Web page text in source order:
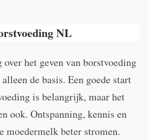
NL
het geven van borstvoeding
de basis. Een goede start
is belangrijk, maar het
ook. Ontspanning, kennis en
moedermelk beter stromen.